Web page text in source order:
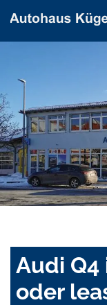
Audi Q4
oder